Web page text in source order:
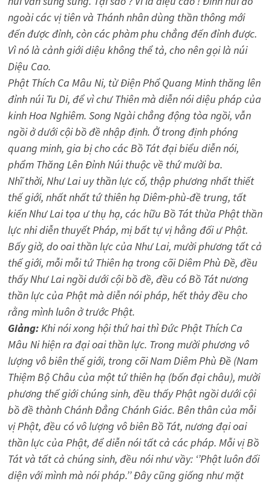
ngoài các vị tiên và Thánh nhân dùng thần thông mới
đến được đỉnh, còn các phàm phu chẳng đến đỉnh được.
Vì nó là cảnh giới diệu không thể tả, cho nên gọi là núi
Diệu Cao.
Phật Thích Ca Mâu Ni, từ Điện Phổ Quang Minh thăng lên
đỉnh núi Tu Di, để vì chư Thiên mà diễn nói diệu pháp của
kinh Hoa Nghiêm. Song Ngài chẳng động tòa ngồi, vẫn
ngồi ở dưới cội bồ đề nhập định. Ở trong định phóng
quang minh, gia bị cho các Bồ Tát đại biểu diễn nói,
phẩm Thăng Lên Ðỉnh Núi thuộc về thứ mười ba.
Nhĩ thời, Như Lai uy thần lực cố, thập phương nhất thiết
thế giới, nhất nhất tứ thiên hạ Diêm-phù-đề trung, tất
kiến Như Lai tọa ư thụ hạ, các hữu Bồ Tát thừa Phật thần
lực nhi diễn thuyết Pháp, mị bất tự vị hằng đối ư Phật.
Bấy giờ, do oai thần lực của Như Lai, mười phương tất cả
thế giới, mỗi mỗi tứ Thiên hạ trong cõi Diêm Phù Đề, đều
thấy Như Lai ngồi dưới cội bồ đề, đều có Bồ Tát nương
thần lực của Phật mà diễn nói pháp, hết thảy đều cho
rằng mình luôn ở trước Phật.
Giảng:Khi nói xong hội thứ hai thì Ðức Phật Thích Ca
Mâu Ni hiện ra đại oai thần lực. Trong mười phương vô
lượng vô biên thế giới, trong cõi Nam Diêm Phù Ðề (Nam
Thiệm Bộ Châu của một tứ thiên hạ (bốn đại châu), mười
phương thế giới chúng sinh, đều thấy Phật ngồi dưới cội
bồ đề thành Chánh Đẳng Chánh Giác. Bên thân của mỗi
vị Phật, đều có vô lượng vô biên Bồ Tát, nương đại oai
thần lực của Phật, để diễn nói tất cả các pháp. Mỗi vị Bồ
Tát và tất cả chúng sinh, đều nói như vầy: ‘’Phật luôn đối
diện với mình mà nói pháp.’’ Ðây cũng giống như mặt